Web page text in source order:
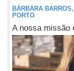
BÁRBARA
PORTO
A nossa missão